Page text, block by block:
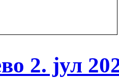
2. јул